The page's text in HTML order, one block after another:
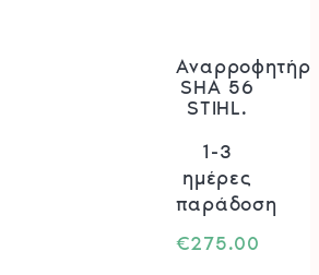
SHA 56
STIHL.
1-3
ημέρες
παράδοση
€275.00